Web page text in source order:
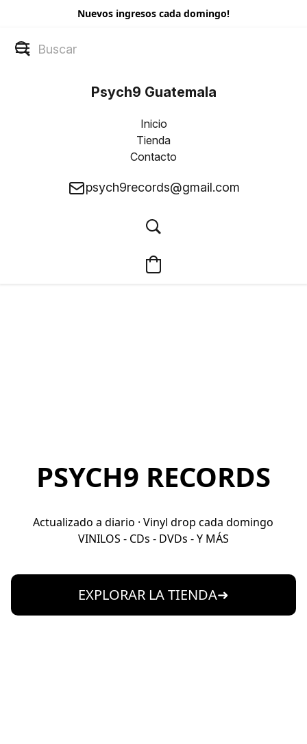
Nuevos ingresos cada domingo!
Psych9 Guatemala
Inicio
Tienda
Contacto
psych9records@gmail.com
PSYCH9 RECORDS
Actualizado a diario · Vinyl drop cada domingo
VINILOS - CDs - DVDs - Y MÁS
EXPLORAR LA TIENDA➜